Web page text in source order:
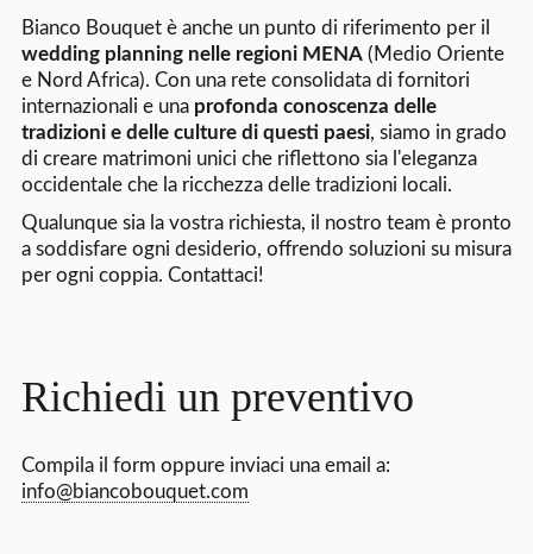
Bianco Bouquet è anche un punto di riferimento per il
wedding planning nelle regioni MENA(Medio Oriente
e Nord Africa). Con una rete consolidata di fornitori
internazionali e una profonda conoscenza delle
tradizioni e delle culture di questi paesi, siamo in grado
di creare matrimoni unici che riflettono sia l'eleganza
occidentale che la ricchezza delle tradizioni locali.
Qualunque sia la vostra richiesta, il nostro team è pronto
a soddisfare ogni desiderio, offrendo soluzioni su misura
per ogni coppia. Contattaci!
Richiedi un preventivo
Compila il form oppure inviaci una email a:
info@biancobouquet.com